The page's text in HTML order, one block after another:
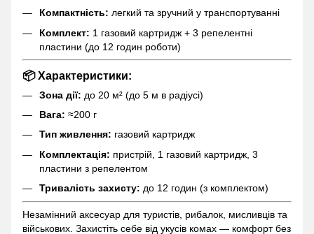
Компактність: легкий та зручний у транспортуванні
Комплект: 1 газовий картридж + 3 репелентні
пластини (до 12 годин роботи)
📦 Характеристики:
Зона дії: до 20 м² (до 5 м в радіусі)
Вага: ≈200 г
Тип живлення: газовий картридж
Комплектація: пристрій, 1 газовий картридж, 3
пластини з репелентом
Тривалість захисту: до 12 годин (з комплектом)
Незамінний аксесуар для туристів, рибалок, мисливців та
військових. Захистіть себе від укусів комах — комфорт без